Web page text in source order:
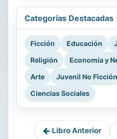
Categorías Destacadas
Ficción Educación
Religión
Economía y
Arte
Juvenil No Ficción
Ciencias Sociales
Libro Anterior